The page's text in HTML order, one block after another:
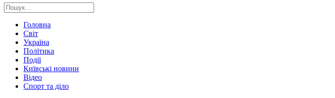
Головна
Світ
Україна
Політика
Події
Київські новини
Відео
Спорт та діло